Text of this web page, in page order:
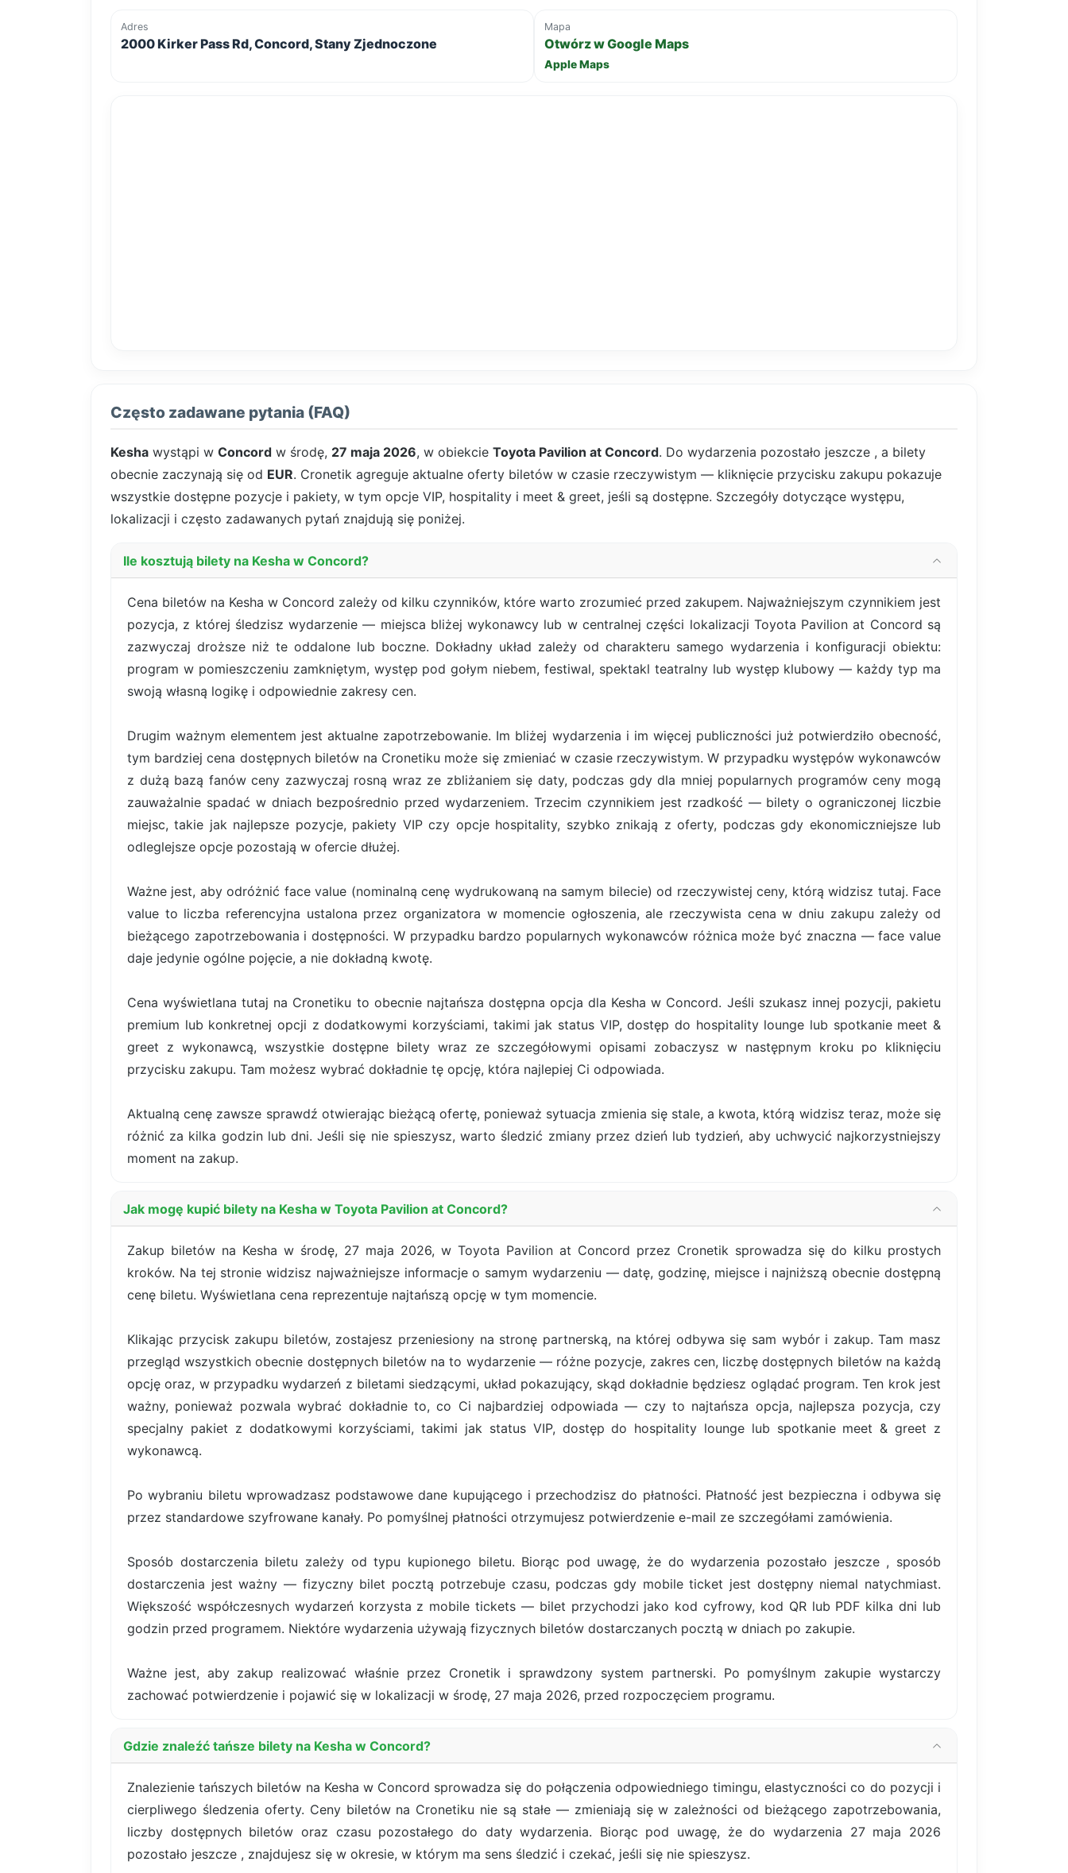
Adres
2000 Kirker Pass Rd, Concord, Stany Zjednoczone
Mapa
Otwórz w Google Maps
Apple Maps
Często zadawane pytania (FAQ)
Kesha wystąpi w Concord w środę, 27 maja 2026, w obiekcie Toyota Pavilion at Concord. Do wydarzenia pozostało jeszcze , a bilety
obecnie zaczynają się od EUR. Cronetik agreguje aktualne oferty biletów w czasie rzeczywistym — kliknięcie przycisku zakupu pokazuje
wszystkie dostępne pozycje i pakiety, w tym opcje VIP, hospitality i meet & greet, jeśli są dostępne. Szczegóły dotyczące występu,
lokalizacji i często zadawanych pytań znajdują się poniżej.
Ile kosztują bilety na Kesha w Concord?
Cena biletów na Kesha w Concord zależy od kilku czynników, które warto zrozumieć przed zakupem. Najważniejszym czynnikiem jest
pozycja, z której śledzisz wydarzenie — miejsca bliżej wykonawcy lub w centralnej części lokalizacji Toyota Pavilion at Concord są
zazwyczaj droższe niż te oddalone lub boczne. Dokładny układ zależy od charakteru samego wydarzenia i konfiguracji obiektu:
program w pomieszczeniu zamkniętym, występ pod gołym niebem, festiwal, spektakl teatralny lub występ klubowy — każdy typ ma
swoją własną logikę i odpowiednie zakresy cen.
Drugim ważnym elementem jest aktualne zapotrzebowanie. Im bliżej wydarzenia i im więcej publiczności już potwierdziło obecność,
tym bardziej cena dostępnych biletów na Cronetiku może się zmieniać w czasie rzeczywistym. W przypadku występów wykonawców
z dużą bazą fanów ceny zazwyczaj rosną wraz ze zbliżaniem się daty, podczas gdy dla mniej popularnych programów ceny mogą
zauważalnie spadać w dniach bezpośrednio przed wydarzeniem. Trzecim czynnikiem jest rzadkość — bilety o ograniczonej liczbie
miejsc, takie jak najlepsze pozycje, pakiety VIP czy opcje hospitality, szybko znikają z oferty, podczas gdy ekonomiczniejsze lub
odleglejsze opcje pozostają w ofercie dłużej.
Ważne jest, aby odróżnić face value (nominalną cenę wydrukowaną na samym bilecie) od rzeczywistej ceny, którą widzisz tutaj. Face
value to liczba referencyjna ustalona przez organizatora w momencie ogłoszenia, ale rzeczywista cena w dniu zakupu zależy od
bieżącego zapotrzebowania i dostępności. W przypadku bardzo popularnych wykonawców różnica może być znaczna — face value
daje jedynie ogólne pojęcie, a nie dokładną kwotę.
Cena wyświetlana tutaj na Cronetiku to obecnie najtańsza dostępna opcja dla Kesha w Concord. Jeśli szukasz innej pozycji, pakietu
premium lub konkretnej opcji z dodatkowymi korzyściami, takimi jak status VIP, dostęp do hospitality lounge lub spotkanie meet &
greet z wykonawcą, wszystkie dostępne bilety wraz ze szczegółowymi opisami zobaczysz w następnym kroku po kliknięciu
przycisku zakupu. Tam możesz wybrać dokładnie tę opcję, która najlepiej Ci odpowiada.
Aktualną cenę zawsze sprawdź otwierając bieżącą ofertę, ponieważ sytuacja zmienia się stale, a kwota, którą widzisz teraz, może się
różnić za kilka godzin lub dni. Jeśli się nie spieszysz, warto śledzić zmiany przez dzień lub tydzień, aby uchwycić najkorzystniejszy
moment na zakup.
Jak mogę kupić bilety na Kesha w Toyota Pavilion at Concord?
Zakup biletów na Kesha w środę, 27 maja 2026, w Toyota Pavilion at Concord przez Cronetik sprowadza się do kilku prostych
kroków. Na tej stronie widzisz najważniejsze informacje o samym wydarzeniu — datę, godzinę, miejsce i najniższą obecnie dostępną
cenę biletu. Wyświetlana cena reprezentuje najtańszą opcję w tym momencie.
Klikając przycisk zakupu biletów, zostajesz przeniesiony na stronę partnerską, na której odbywa się sam wybór i zakup. Tam masz
przegląd wszystkich obecnie dostępnych biletów na to wydarzenie — różne pozycje, zakres cen, liczbę dostępnych biletów na każdą
opcję oraz, w przypadku wydarzeń z biletami siedzącymi, układ pokazujący, skąd dokładnie będziesz oglądać program. Ten krok jest
ważny, ponieważ pozwala wybrać dokładnie to, co Ci najbardziej odpowiada — czy to najtańsza opcja, najlepsza pozycja, czy
specjalny pakiet z dodatkowymi korzyściami, takimi jak status VIP, dostęp do hospitality lounge lub spotkanie meet & greet z
wykonawcą.
Po wybraniu biletu wprowadzasz podstawowe dane kupującego i przechodzisz do płatności. Płatność jest bezpieczna i odbywa się
przez standardowe szyfrowane kanały. Po pomyślnej płatności otrzymujesz potwierdzenie e-mail ze szczegółami zamówienia.
Sposób dostarczenia biletu zależy od typu kupionego biletu. Biorąc pod uwagę, że do wydarzenia pozostało jeszcze , sposób
dostarczenia jest ważny — fizyczny bilet pocztą potrzebuje czasu, podczas gdy mobile ticket jest dostępny niemal natychmiast.
Większość współczesnych wydarzeń korzysta z mobile tickets — bilet przychodzi jako kod cyfrowy, kod QR lub PDF kilka dni lub
godzin przed programem. Niektóre wydarzenia używają fizycznych biletów dostarczanych pocztą w dniach po zakupie.
Ważne jest, aby zakup realizować właśnie przez Cronetik i sprawdzony system partnerski. Po pomyślnym zakupie wystarczy
zachować potwierdzenie i pojawić się w lokalizacji w środę, 27 maja 2026, przed rozpoczęciem programu.
Gdzie znaleźć tańsze bilety na Kesha w Concord?
Znalezienie tańszych biletów na Kesha w Concord sprowadza się do połączenia odpowiedniego timingu, elastyczności co do pozycji i
cierpliwego śledzenia oferty. Ceny biletów na Cronetiku nie są stałe — zmieniają się w zależności od bieżącego zapotrzebowania,
liczby dostępnych biletów oraz czasu pozostałego do daty wydarzenia. Biorąc pod uwagę, że do wydarzenia 27 maja 2026
pozostało jeszcze , znajdujesz się w okresie, w którym ma sens śledzić i czekać, jeśli się nie spieszysz.